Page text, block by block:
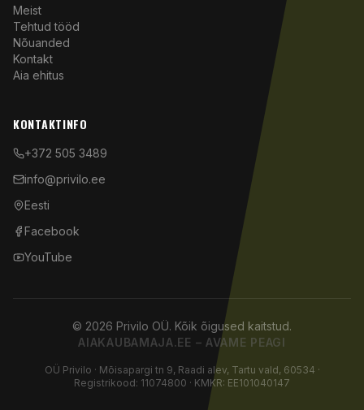
Meist
Tehtud tööd
Nõuanded
Kontakt
Aia ehitus
KONTAKTINFO
+372 505 3489
info@privilo.ee
Eesti
Facebook
YouTube
© 2026 Privilo OÜ. Kõik õigused kaitstud.
AIAKAUBAMAJA.EE – AVAME PEAGI
OÜ Privilo · Mõisapargi tn 9, Raadi alev, Tartu vald, 60534 ·
Registrikood: 11074800 · KMKR: EE101040147